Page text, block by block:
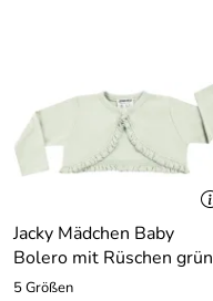
Jacky Mädchen Baby
Bolero mit Rüschen grün
5 Größen